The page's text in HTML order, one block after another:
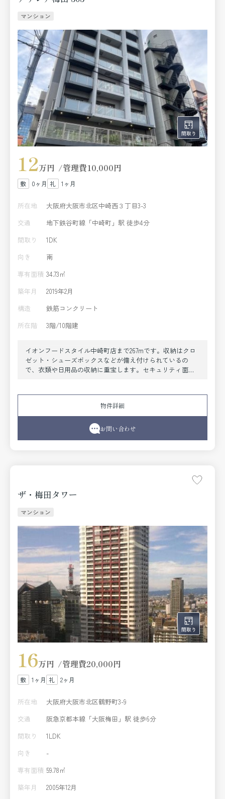
マンション
12万円 管理費10,000円
0ヶ月 1ヶ月
所在地
大阪府大阪市北区中崎西３丁目3-3
交通
地下鉄谷町線「中崎町」駅 徒歩4分
間取り
1DK
向き
南
専有面積 34.73㎡
築年月
2019年2月
構造
鉄筋コンクリート
所在階
3階/10階建
イオンフードスタイル中崎町店まで267mです。収納はクロ
ゼット・シューズボックスなどが備え付けられているの
で、衣類や日用品の収納に重宝します。セキュリティ面
なタイミングで取り出せるので、リモートワークの合間や
帰宅ついでなど都合のいい時間に荷物を受け取れます。ダ
ニなども気にならないフローリングの快適なマンションで
す。新しい土地で新しい生活を。魅力的なお部屋を大阪市
北区エリアの地下鉄谷町線中崎町近で探しましょう。きっ
物件詳細
お問い合わせ
ザ・梅田タワー
マンション
16万円 管理費20,000円
1ヶ月 2ヶ月
所在地
大阪府大阪市北区鶴野町3-9
交通
阪急京都本線「大阪梅田」駅 徒歩6分
間取り
1LDK
向き
-
専有面積 59.78㎡
築年月
2005年12月